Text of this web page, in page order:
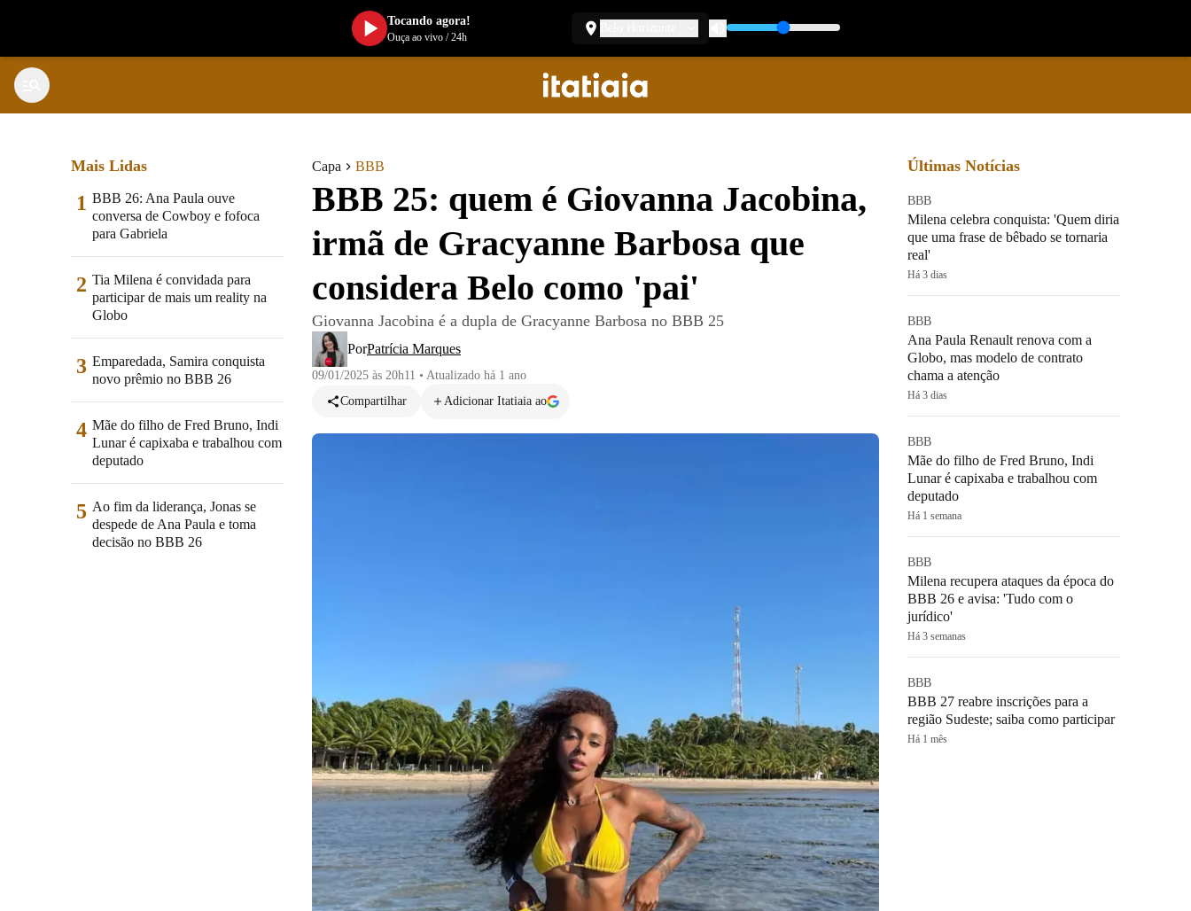
Capa BBB
BBB 25: quem é Giovanna Jacobina,
irmã de Gracyanne Barbosa que
considera Belo como 'pai'
Giovanna Jacobina é a dupla de Gracyanne Barbosa no BBB 25
PorPatrícia Marques
09/01/2025 às 20h11 • Atualizado há 1 ano
Compartilhar
Adicionar Itatiaia ao
Mais Lidas
1 BBB 26: Ana Paula ouve
conversa de Cowboy e fofoca
para Gabriela
2 Tia Milena é convidada para
participar de mais um reality na
Globo
3 Emparedada, Samira conquista
novo prêmio no BBB 26
4 Mãe do filho de Fred Bruno, Indi
Lunar é capixaba e trabalhou com
deputado
5 Ao fim da liderança, Jonas se
despede de Ana Paula e toma
decisão no BBB 26
Últimas Notícias
BBB
Milena celebra conquista: 'Quem diria
que uma frase de bêbado se tornaria
real'
Há 3 dias
BBB
Ana Paula Renault renova com a
Globo, mas modelo de contrato
chama a atenção
Há 3 dias
BBB
Mãe do filho de Fred Bruno, Indi
Lunar é capixaba e trabalhou com
deputado
Há 1 semana
BBB
Milena recupera ataques da época do
BBB 26 e avisa: 'Tudo com o
jurídico'
Há 3 semanas
BBB
BBB 27 reabre inscrições para a
região Sudeste; saiba como participar
Há 1 mês
Tocando agora!
Ouça ao vivo/24h